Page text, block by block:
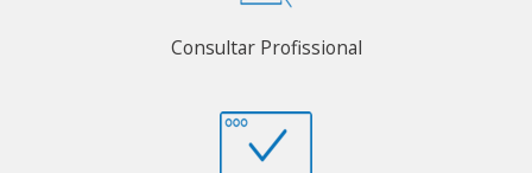
Consultar Profissional